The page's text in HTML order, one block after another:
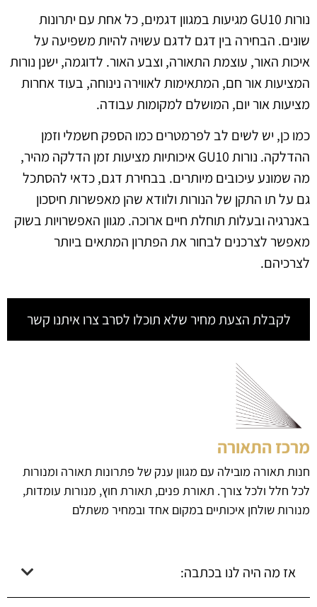
נורות GU10 מגיעות במגוון דגמים, כל אחת עם יתרונות
שונים. הבחירה בין דגם לדגם עשויה להיות משפיעה על
איכות האור, עוצמת התאורה, וצבע האור. לדוגמה, ישנן נורות
המציעות אור חם, המתאימות לאווירה נינוחה, בעוד אחרות
מציעות אור יום, המושלם למקומות עבודה.
כמו כן, יש לשים לב לפרמטרים כמו הספק חשמלי וזמן
ההדלקה. נורות GU10 איכותיות מציעות זמן הדלקה מהיר,
מה שמונע עיכובים מיותרים. בבחירת דגם, כדאי להסתכל
גם על תו התקן של הנורות ולוודא שהן מאפשרות חיסכון
באנרגיה ובעלות תוחלת חיים ארוכה. מגוון האפשרויות בשוק
מאפשר לצרכנים לבחור את הפתרון המתאים ביותר
לצרכיהם.
לקבלת הצעת מחיר שלא תוכלו לסרב צרו איתנו קשר
מרכז התאורה
חנות תאורה מובילה עם מגוון ענק של פתרונות תאורה ומנורות
לכל חלל ולכל צורך. תאורת פנים, תאורת חוץ, מנורות עומדות,
מנורות שולחן איכותיים במקום אחד ובמחיר משתלם
אז מה היה לנו בכתבה: